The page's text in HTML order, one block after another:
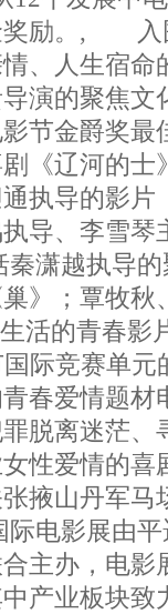
奖励。, 入
、人生宿命
演的聚焦文
节金爵奖最
《辽河的士
执导的影片
导、李雪琴
越执导的
》；覃牧秋
活的青春影
际竞赛单
春爱情题
脱离迷茫、
性爱情的喜
掖山丹军马
电影展由平
主办，电影
产业板块致